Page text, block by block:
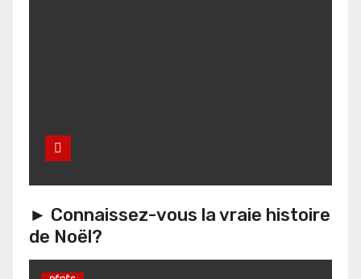
► Connaissez-vous la vraie histoire
de Noël?